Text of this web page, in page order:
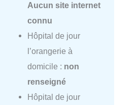
Aucun site internet
connu
Hôpital de jour
l’orangerie à
domicile : non
renseigné
Hôpital de jour